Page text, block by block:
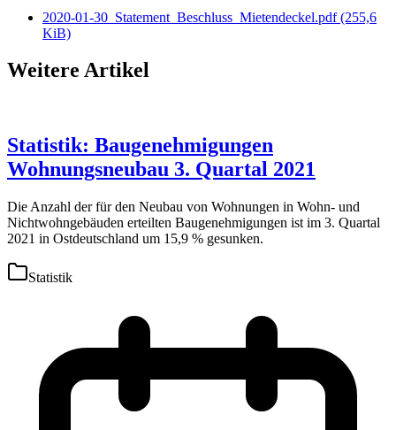
2020-01-30_Statement_Beschluss_Mietendeckel.pdf(255,6
KiB)
Weitere Artikel
Statistik: Baugenehmigungen
Wohnungsneubau 3. Quartal 2021
Die Anzahl der für den Neubau von Wohnungen in Wohn- und
Nichtwohngebäuden erteilten Baugenehmigungen ist im 3. Quartal
2021 in Ostdeutschland um 15,9 % gesunken.
Statistik